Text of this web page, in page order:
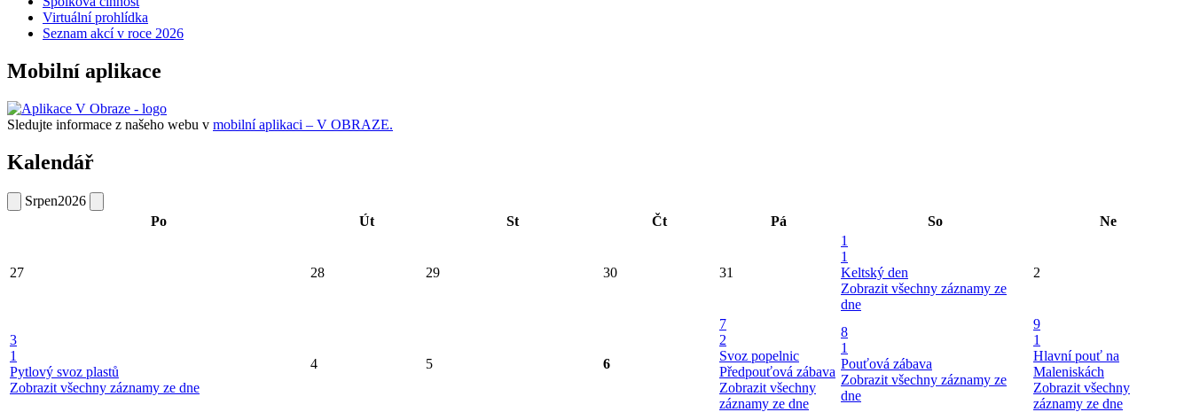
Virtuální prohlídka
Seznam akcí v roce 2026
Mobilní aplikace
Sledujte informace z našeho webu v mobilní aplikaci – V OBRAZE.
Kalendář
Srpen2026
Po
Út St Čt Pá So Ne
27 28 29 30 31
1
1
Keltský den
Zobrazit všechny záznamy ze
dne
2
3
1
Pytlový svoz plastů
Zobrazit všechny záznamy ze dne
4 5 6
7
2
Svoz popelnic
Předpouťová zábava
Zobrazit všechny
záznamy ze dne
8
1
Pouťová zábava
Zobrazit všechny záznamy ze
dne
9
1
Hlavní pouť na
Maleniskách
Zobrazit všechny
záznamy ze dne